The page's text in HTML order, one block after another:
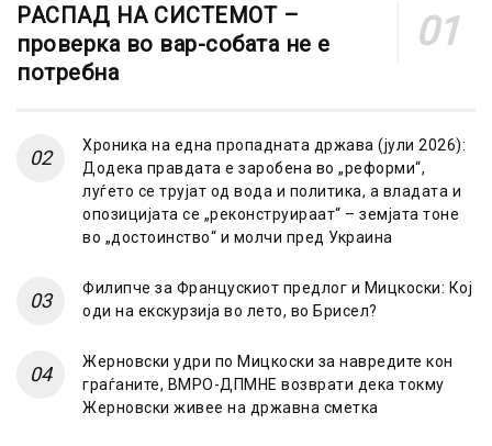
РАСПАД НА СИСТЕМОТ –
проверка во вар-собата не е
потребна
Хроника на една пропадната држава (јули 2026):
Додека правдата е заробена во „реформи“,
луѓето се трујат од вода и политика, а владата и
опозицијата се „реконструираат“ – земјата тоне
во „достоинство“ и молчи пред Украина
Филипче за Францускиот предлог и Мицкоски: Кој
оди на екскурзија во лето, во Брисел?
Жерновски удри по Мицкоски за навредите кон
граѓаните, ВМРО-ДПМНЕ возврати дека токму
Жерновски живее на државна сметка